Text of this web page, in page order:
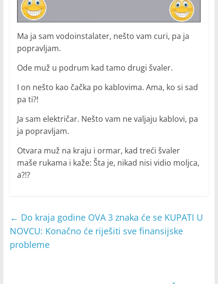
Ma ja sam vodoinstalater, nešto vam curi, pa ja
popravljam.
Ode muž u podrum kad tamo drugi švaler.
I on nešto kao čačka po kablovima. Ama, ko si sad
pa ti?!
Ja sam električar. Nešto vam ne valjaju kablovi, pa
ja popravljam.
Otvara muž na kraju i ormar, kad treći švaler
maše rukama i kaže: Šta je, nikad nisi vidio moljca,
a?!?
← Do kraja godine OVA 3 znaka će se KUPATI U
NOVCU: Konačno će riješiti sve finansijske
probleme